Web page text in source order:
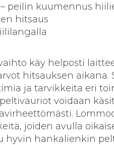
peilin kuumennus
hitsaus
käy helposti
hitsauksen
ja tarvikkeita eri
voidaan
joiden avulla
hyvin hankalienkin